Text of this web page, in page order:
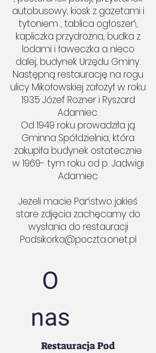
autobusowy, kiosk z gazetami i
tytoniem , tablica ogłoszeń,
kapliczka przydrożna, budka z
lodami i ławeczka a nieco
dalej, budynek Urzędu Gminy.
Następną restaurację na rogu
ulicy Mikołowskiej założył w roku
1935 Józef Rozner i Ryszard
Adamiec.
Od 1949 roku prowadziła ją
Gminna Spółdzielnia, która
zakupiła budynek ostatecznie
w 1969- tym roku od p. Jadwigi
Adamiec
Jeżeli macie Państwo jakieś
stare zdjęcia zachęcamy do
wysłania do restauracji
Podsikorka@poczta.onet.pl
O
nas
Restauracja Pod